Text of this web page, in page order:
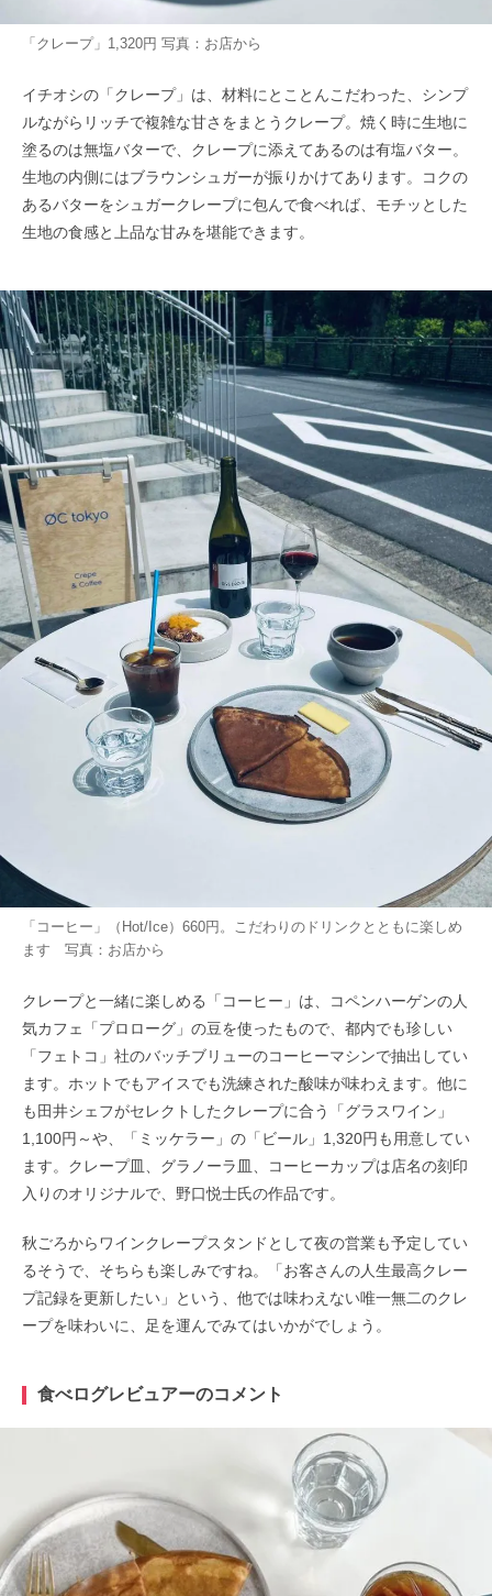
「クレープ」1,320円 写真：お店から
イチオシの「クレープ」は、材料にとことんこだわった、シンプ
ルながらリッチで複雑な甘さをまとうクレープ。焼く時に生地に
塗るのは無塩バターで、クレープに添えてあるのは有塩バター。
生地の内側にはブラウンシュガーが振りかけてあります。コクの
あるバターをシュガークレープに包んで食べれば、モチッとした
生地の食感と上品な甘みを堪能できます。
「コーヒー」（Hot/Ice）660円。こだわりのドリンクとともに楽しめ
ます 写真：お店から
クレープと一緒に楽しめる「コーヒー」は、コペンハーゲンの人
気カフェ「プロローグ」の豆を使ったもので、都内でも珍しい
「フェトコ」社のバッチブリューのコーヒーマシンで抽出してい
ます。ホットでもアイスでも洗練された酸味が味わえます。他に
も田井シェフがセレクトしたクレープに合う「グラスワイン」
1,100円～や、「ミッケラー」の「ビール」1,320円も用意してい
ます。クレープ皿、グラノーラ皿、コーヒーカップは店名の刻印
入りのオリジナルで、野口悦士氏の作品です。
秋ごろからワインクレープスタンドとして夜の営業も予定してい
るそうで、そちらも楽しみですね。「お客さんの人生最高クレー
プ記録を更新したい」という、他では味わえない唯一無二のクレ
ープを味わいに、足を運んでみてはいかがでしょう。
食べログレビュアーのコメント